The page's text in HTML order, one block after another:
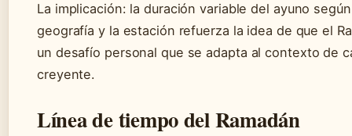
La implicación: la duración variable del ayuno
geografía y la estación refuerza la idea de que el
un desafío personal que se adapta al contexto de
creyente.
Línea de tiempo del Ramadán